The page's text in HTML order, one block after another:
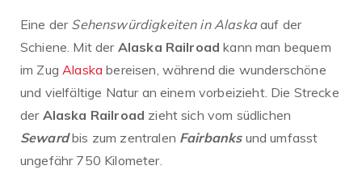
Eine der Sehenswürdigkeiten in Alaskaauf der
Schiene. Mit der Alaska Railroad kann man bequem
im ZugAlaska bereisen, während die wunderschöne
und vielfältige Natur an einem vorbeizieht. Die Strecke
der Alaska Railroad zieht sich vom südlichen
Sewardbis zum zentralen Fairbanksund umfasst
ungefähr 750 Kilometer.